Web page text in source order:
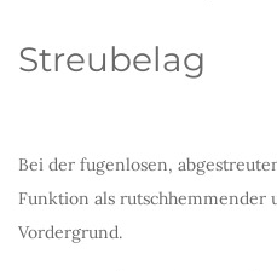
Streubelag
Bei der fugenlosen,
Funktion als rutschhemmender
Vordergrund.